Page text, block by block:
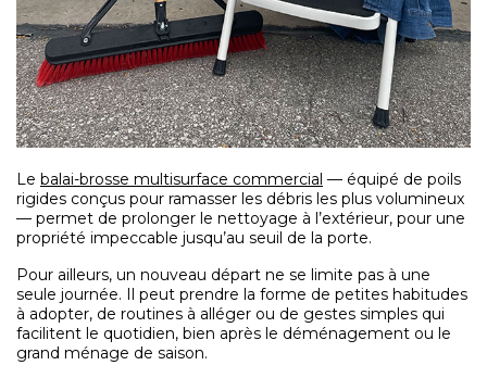
Le balai-brosse multisurface commercial — équipé de poils
rigides conçus pour ramasser les débris les plus volumineux
— permet de prolonger le nettoyage à l’extérieur, pour une
propriété impeccable jusqu’au seuil de la porte.
Pour ailleurs, un nouveau départ ne se limite pas à une
seule journée. Il peut prendre la forme de petites habitudes
à adopter, de routines à alléger ou de gestes simples qui
facilitent le quotidien, bien après le déménagement ou le
grand ménage de saison.